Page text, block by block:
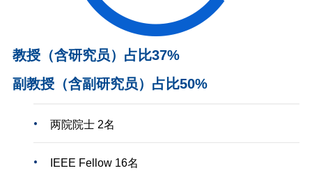
教授（含研究员）占比37%
副教授（含副研究员）占比50%
两院院士 2名
IEEE Fellow 16名